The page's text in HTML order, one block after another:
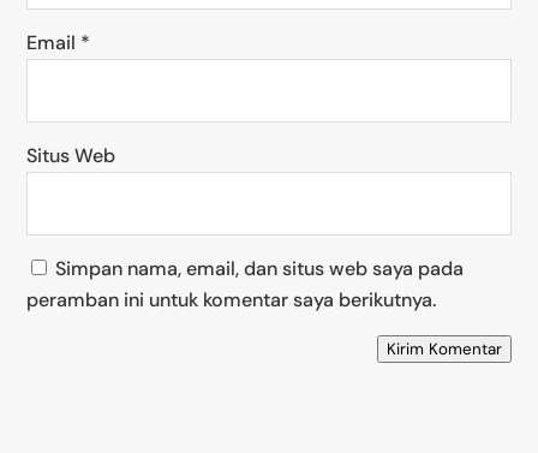
Email *
Situs Web
Simpan nama, email, dan situs web saya pada
peramban ini untuk komentar saya berikutnya.
Kirim Komentar